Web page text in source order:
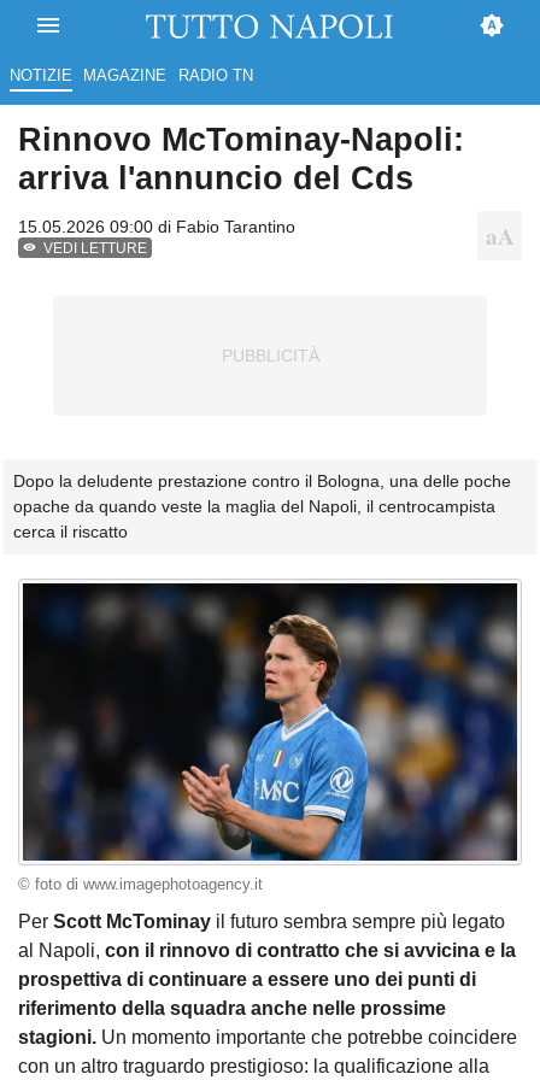
NOTIZIE MAGAZINE RADIO TN
Rinnovo McTominay-Napoli:
arriva l'annuncio del Cds
15.05.2026 09:00 di Fabio Tarantino
VEDI LETTURE
Dopo la deludente prestazione contro il Bologna, una delle poche
opache da quando veste la maglia del Napoli, il centrocampista
cerca il riscatto
© foto di www.imagephotoagency.it
Per Scott McTominay il futuro sembra sempre più legato
al Napoli, con il rinnovo di contratto che si avvicina e la
prospettiva di continuare a essere uno dei punti di
riferimento della squadra anche nelle prossime
stagioni. Un momento importante che potrebbe coincidere
con un altro traguardo prestigioso: la qualificazione alla